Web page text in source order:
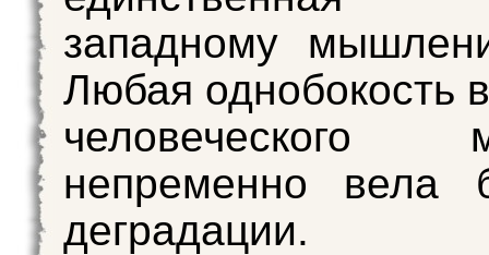
западному
Любая однобокость
человеческого
непременно вела
деградации.